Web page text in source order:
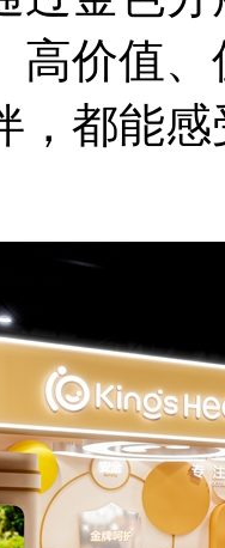
高价值
，都能